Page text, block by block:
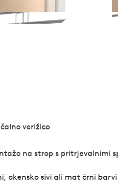
verižico
na strop s pritrjevalnimi
okensko sivi ali mat črni barvi